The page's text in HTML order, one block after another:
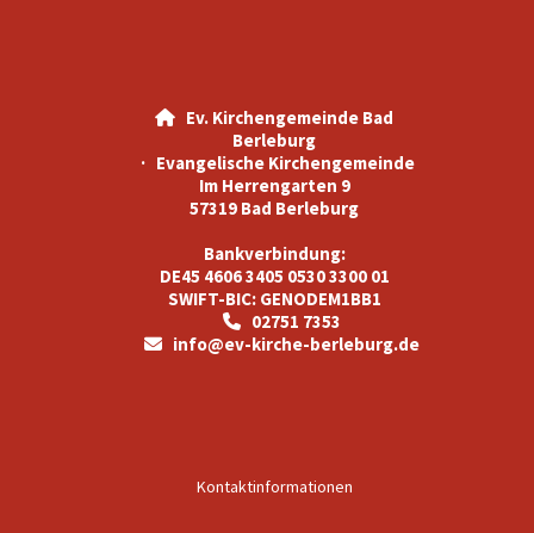

Ev. Kirchengemeinde Bad
Berleburg
· Evangelische Kirchengemeinde
Im Herrengarten 9
57319 Bad Berleburg
Bankverbindung:
DE45 4606 3405 0530 3300 01
SWIFT-BIC: GENODEM1BB1
02751 7353
info@ev-kirche-berleburg.de
Kontaktinformationen